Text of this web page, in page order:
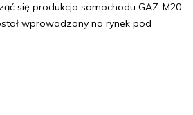
się produkcja samochodu GAZ-M20
wprowadzony na rynek pod